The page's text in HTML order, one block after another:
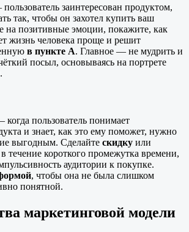
заинтересован продуктом,
так, чтобы он захотел купить ваш
на позитивные эмоции, покажите, как
жизнь человека проще и решит
в пункте A. Главное — не мудрить и
посыл, основываясь на портрете
когда пользователь понимает
и знает, как это ему поможет, нужно
выгодным. Сделайте скидку или
в течение короткого промежутка времени,
аудитории к покупке.
, чтобы она не была слишком
понятной.
маркетинговой модели